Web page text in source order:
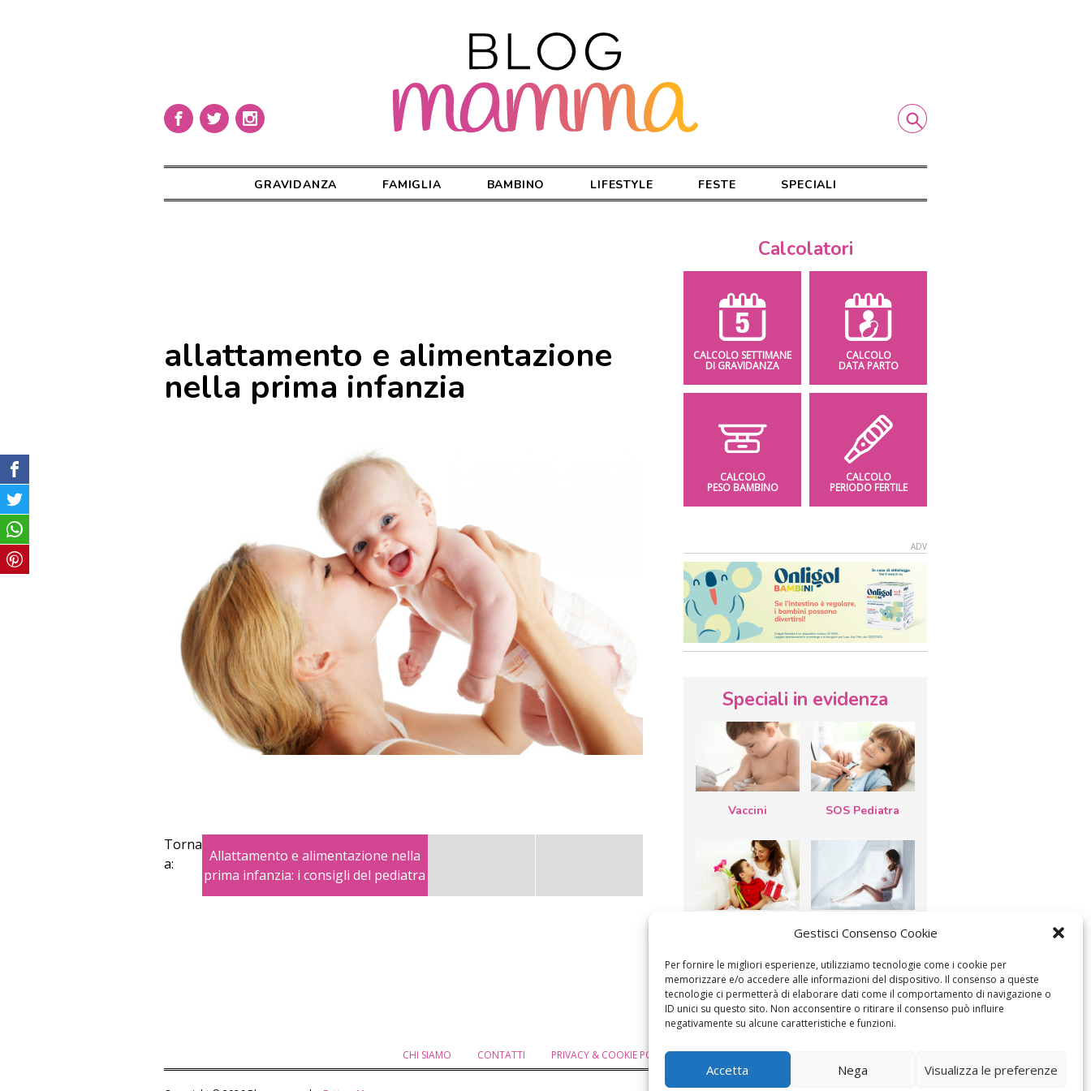
Gestisci Consenso Cookie
Per fornire le migliori esperienze, utilizziamo tecnologie come i cookie per
memorizzare e/o accedere alle informazioni del dispositivo. Il consenso a queste
tecnologie ci permetterà di elaborare dati come il comportamento di navigazione o
ID unici su questo sito. Non acconsentire o ritirare il consenso può influire
negativamente su alcune caratteristiche e funzioni.
Accetta Nega Visualizza le preferenze
GRAVIDANZA FAMIGLIA BAMBINO LIFESTYLE FESTE SPECIALI
allattamento e alimentazione
nella prima infanzia
Torna
a:
Allattamento e alimentazione nella
prima infanzia: i consigli del pediatra
Calcolatori
CALCOLO SETTIMANE
DI GRAVIDANZA
CALCOLO
DATA PARTO
CALCOLO
PESO BAMBINO
CALCOLO
PERIODO FERTILE
Speciali in evidenza
Vaccini SOS Pediatra
mamma: lavoretti,
filastrocche
Le settimane di
gravidanza
CHI SIAMO CONTATTI PRIVACY & COOKIE POLICY MODIFICA IL CONSENSO